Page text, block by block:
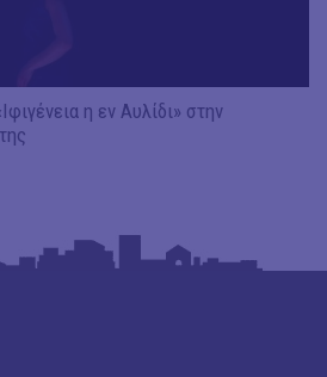
η εν Αυλίδι» στην